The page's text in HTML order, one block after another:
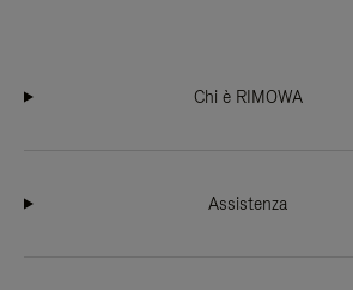
Chi è RIMOWA
Assistenza